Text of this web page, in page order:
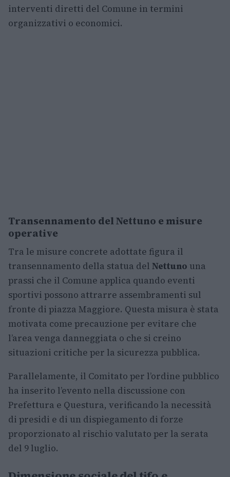
interventi diretti del Comune in termini
organizzativi o economici.
Transennamento del Nettuno e misure
operative
Tra le misure concrete adottate figura il
transennamento della statua del Nettuno una
prassi che il Comune applica quando eventi
sportivi possono attrarre assembramenti sul
fronte di piazza Maggiore. Questa misura è stata
motivata come precauzione per evitare che
l’area venga danneggiata o che si creino
situazioni critiche per la sicurezza pubblica.
Parallelamente, il Comitato per l’ordine pubblico
ha inserito l’evento nella discussione con
Prefettura e Questura, verificando la necessità
di presidi e di un dispiegamento di forze
proporzionato al rischio valutato per la serata
del 9 luglio.